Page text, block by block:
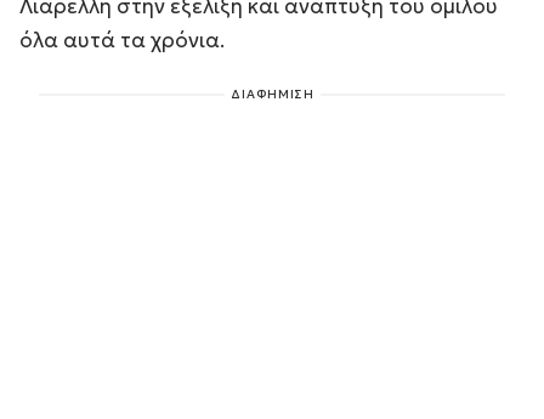
Λιαρέλλη στην εξέλιξη και ανάπτυξη του ομίλου
όλα αυτά τα χρόνια.
ΔΙΑΦΗΜΙΣΗ